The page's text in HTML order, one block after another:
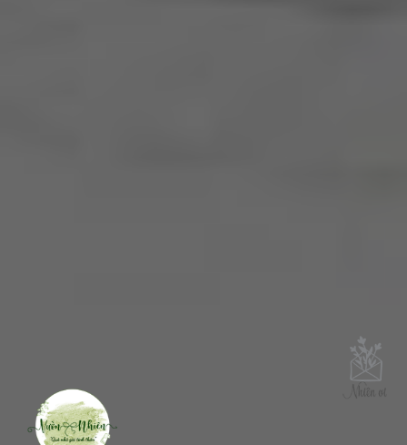
Like trang để cùng Nhiên tận hưởng
cuộc sống yên bình